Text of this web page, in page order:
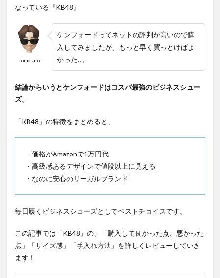
なっている『KB48』
tomosato
ケンフォードってネットの評判が高いので購
入してみましたが、もっと早く買っとけばよ
かった…。
結論からいうとケンフォードはコスパ最強のビジネスシュー
ズ。
「KB48」の特徴をまとめると、
・価格がAmazonで1万円代
・高級感あるデザインで値段以上に見える
・なのに安心のリーガルブランド
毎日履くビジネスシューズとしてベストチョイスです。
この記事では「KB48」の、「購入して良かった点、悪かった
点」「サイズ感」「手入れ方法」を詳しくレビューしていき
ます！